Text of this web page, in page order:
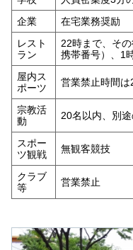
企業
在宅業務奨励
レスト
ラン
22時まで、そ
携帯番号）、1
屋内ス
ポーツ
営業禁止時間
宗教活
動
20名以内、別
スポー
ツ観戦
無観客競技
クラブ
等
営業禁止